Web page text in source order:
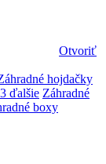
Otvoriť
hojdačky
ďalšie Záhradné
boxy